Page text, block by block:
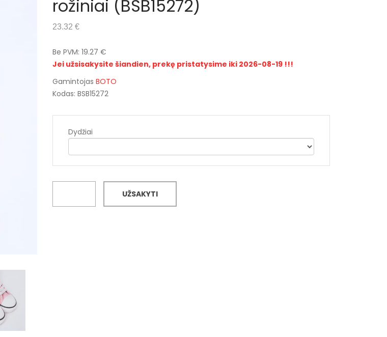
rožiniai (BSB15272)
23.32 €
Be PVM: 19.27 €
Jei užsisakysite šiandien, prekę pristatysime iki 2026-08-19 !!!
Gamintojas BOTO
Kodas: BSB15272
Dydžiai
UŽSAKYTI